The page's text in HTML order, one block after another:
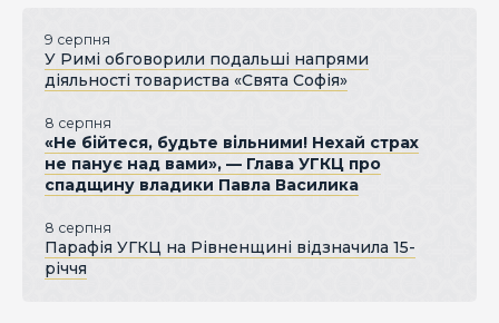
9 серпня
У Римі обговорили подальші напрями
діяльності товариства «Свята Софія»
8 серпня
«Не бійтеся, будьте вільними! Нехай страх
не панує над вами», — Глава УГКЦ про
спадщину владики Павла Василика
8 серпня
Парафія УГКЦ на Рівненщині відзначила 15-
річчя